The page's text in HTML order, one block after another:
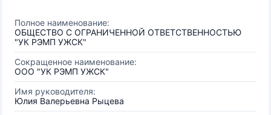
Полное наименование:
ОБЩЕСТВО С ОГРАНИЧЕННОЙ ОТВЕТСТВЕННОСТЬЮ
"УК РЭМП УЖСК"
Сокращенное наименование:
ООО "УК РЭМП УЖСК"
Имя руководителя:
Юлия Валерьевна Рыцева